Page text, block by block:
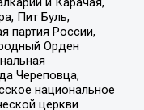
Пит Буль,
партия России,
Орден
Череповца,
национальное
церкви